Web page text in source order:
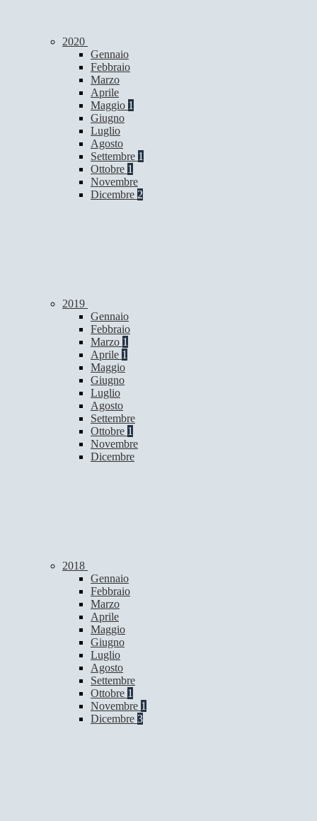
2020
Gennaio
Febbraio
Marzo
Aprile
Maggio 1
Giugno
Luglio
Agosto
Settembre 1
Ottobre 1
Novembre
Dicembre 2
2019
Gennaio
Febbraio
Marzo 1
Aprile 1
Maggio
Giugno
Luglio
Agosto
Settembre
Ottobre 1
Novembre
Dicembre
2018
Gennaio
Febbraio
Marzo
Aprile
Maggio
Giugno
Luglio
Agosto
Settembre
Ottobre 1
Novembre 1
Dicembre 3